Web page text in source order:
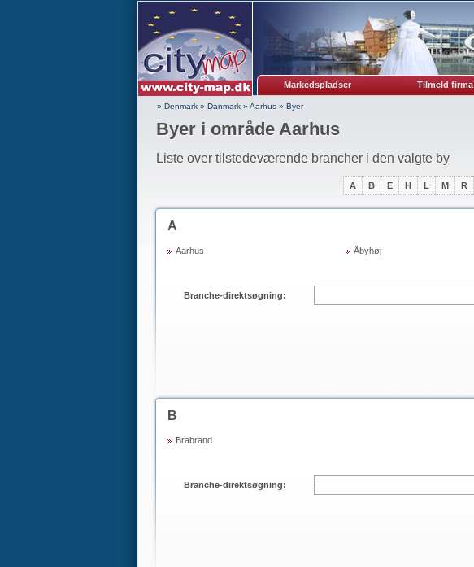
Markedspladser Tilmeld firma
» Denmark» Danmark» Aarhus» Byer
Byer i område Aarhus
Liste over tilstedeværende brancher i den valgte by
A B E H L M R
A
Aarhus Åbyhøj
Branche-direktsøgning:
B
Brabrand
Branche-direktsøgning: